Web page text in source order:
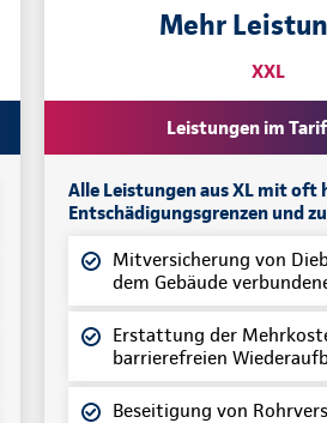
Mehr
XXL
Leistungen im
Alle Leistungen aus XL mit oft
Entschädigungsgrenzen und
Mitversicherung von
dem Gebäude
Erstattung der
barrierefreien
Beseitigung von